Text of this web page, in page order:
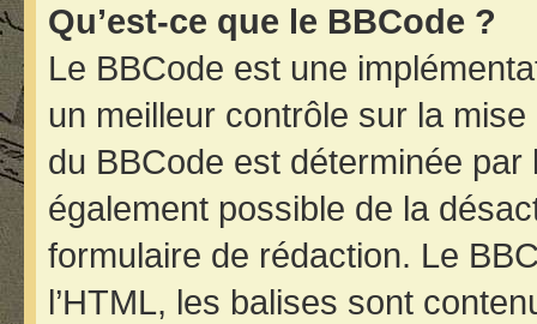
Qu’est-ce que le BBCode ?
Le BBCode est une
un meilleur contrôle sur la mise
du BBCode est déterminée par
également possible de la
formulaire de rédaction. Le
l’HTML, les balises sont